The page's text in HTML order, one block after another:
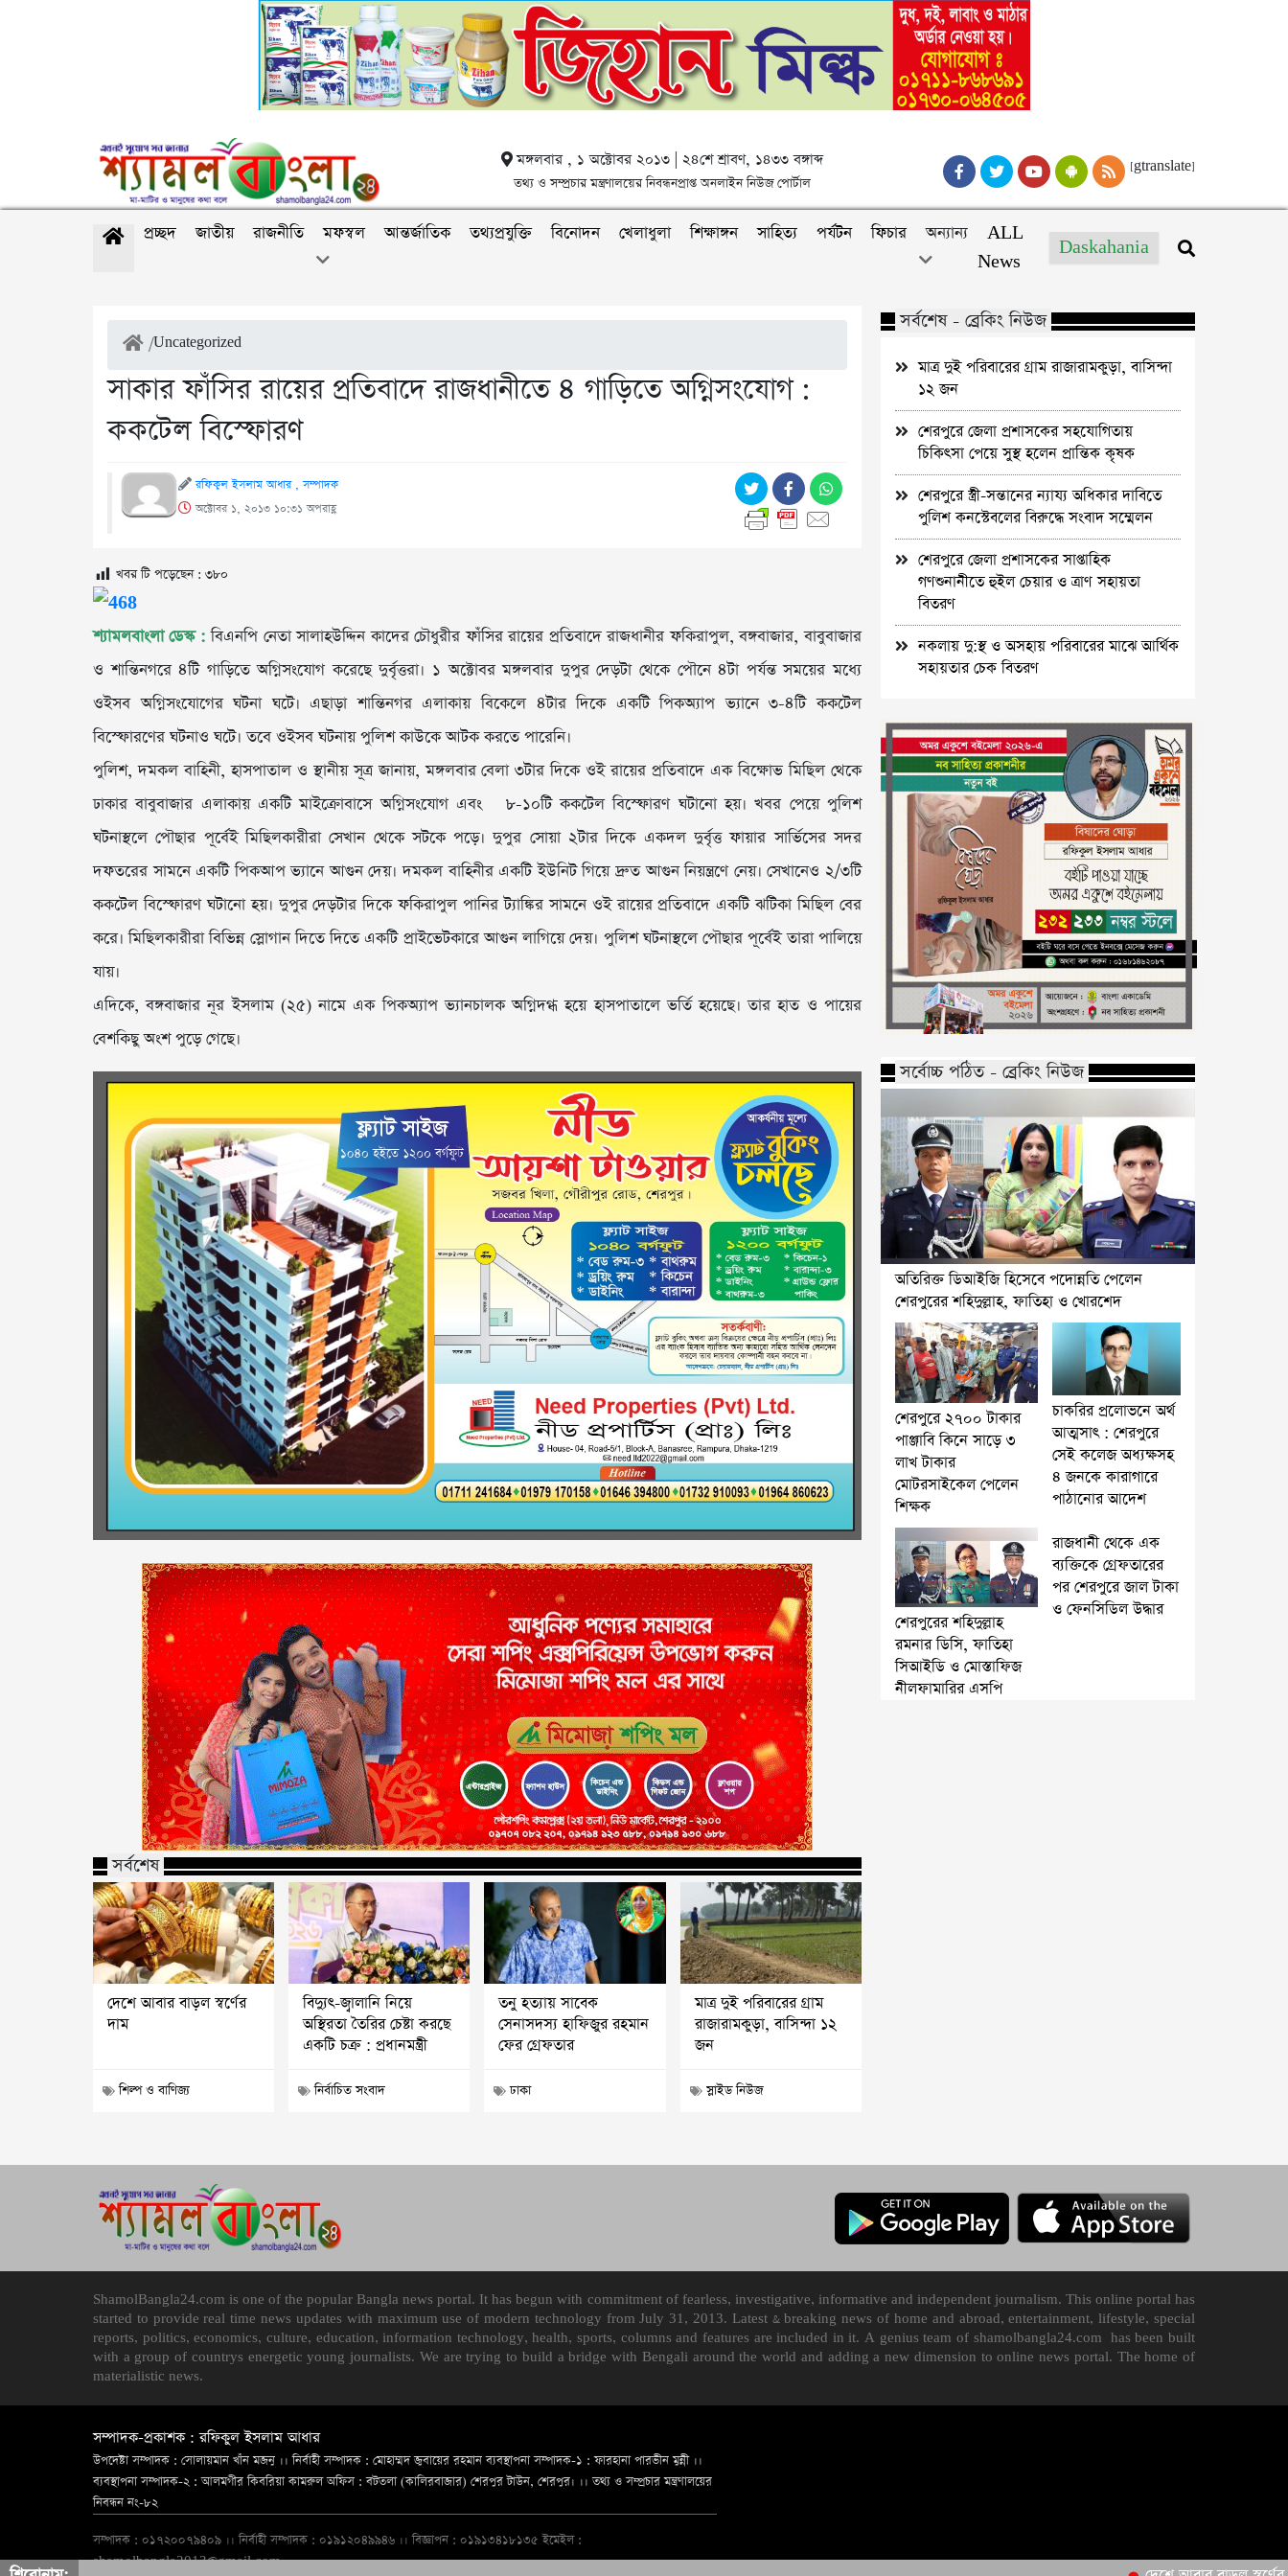
মঙ্গলবার , ১ অক্টোবর ২০১৩ | ২৪শে শ্রাবণ, ১৪৩৩ বঙ্গাব্দ
তথ্য ও সম্প্রচার মন্ত্রণালয়ের নিবন্ধনপ্রাপ্ত অনলাইন নিউজ পোর্টাল
[gtranslate]
প্রচ্ছদ জাতীয় রাজনীতি মফস্বল আন্তর্জাতিক তথ্যপ্রযুক্তি বিনোদন খেলাধুলা শিক্ষাঙ্গন সাহিত্য পর্যটন ফিচার অন্যান্য
ALL
News
Daskahania
/Uncategorized
সাকার ফাঁসির রায়ের প্রতিবাদে রাজধানীতে ৪ গাড়িতে অগ্নিসংযোগ :
ককটেল বিস্ফোরণ
রফিকুল ইসলাম আধার , সম্পাদক
অক্টোবর ১, ২০১৩ ১০:৩১ অপরাহ্ণ
খবর টি পড়েছেন : ৩৮০
শ্যামলবাংলা ডেস্ক : বিএনপি নেতা সালাহউদ্দিন কাদের চৌধুরীর ফাঁসির রায়ের প্রতিবাদে রাজধানীর ফকিরাপুল, বঙ্গবাজার, বাবুবাজার
ও শান্তিনগরে ৪টি গাড়িতে অগ্নিসংযোগ করেছে দুর্বৃত্তরা। ১ অক্টোবর মঙ্গলবার দুপুর দেড়টা থেকে পৌনে ৪টা পর্যন্ত সময়ের মধ্যে
ওইসব অগ্নিসংযোগের ঘটনা ঘটে। এছাড়া শান্তিনগর এলাকায় বিকেলে ৪টার দিকে একটি পিকঅ্যাপ ভ্যানে ৩-৪টি ককটেল
বিস্ফোরণের ঘটনাও ঘটে। তবে ওইসব ঘটনায় পুলিশ কাউকে আটক করতে পারেনি।
পুলিশ, দমকল বাহিনী, হাসপাতাল ও স্থানীয় সূত্র জানায়, মঙ্গলবার বেলা ৩টার দিকে ওই রায়ের প্রতিবাদে এক বিক্ষোভ মিছিল থেকে
ঢাকার বাবুবাজার এলাকায় একটি মাইক্রোবাসে অগ্নিসংযোগ এবং ৮-১০টি ককটেল বিস্ফোরণ ঘটানো হয়। খবর পেয়ে পুলিশ
ঘটনাস্থলে পৌছার পূর্বেই মিছিলকারীরা সেখান থেকে সটকে পড়ে। দুপুর সোয়া ২টার দিকে একদল দুর্বৃত্ত ফায়ার সার্ভিসের সদর
দফতরের সামনে একটি পিকআপ ভ্যানে আগুন দেয়। দমকল বাহিনীর একটি ইউনিট গিয়ে দ্রুত আগুন নিয়ন্ত্রণে নেয়। সেখানেও ২/৩টি
ককটেল বিস্ফোরণ ঘটানো হয়। দুপুর দেড়টার দিকে ফকিরাপুল পানির ট্যাঙ্কির সামনে ওই রায়ের প্রতিবাদে একটি ঝটিকা মিছিল বের
করে। মিছিলকারীরা বিভিন্ন স্লোগান দিতে দিতে একটি প্রাইভেটকারে আগুন লাগিয়ে দেয়। পুলিশ ঘটনাস্থলে পৌছার পূর্বেই তারা পালিয়ে
যায়।
এদিকে, বঙ্গবাজার নূর ইসলাম (২৫) নামে এক পিকঅ্যাপ ভ্যানচালক অগ্নিদগ্ধ হয়ে হাসপাতালে ভর্তি হয়েছে। তার হাত ও পায়ের
বেশকিছু অংশ পুড়ে গেছে।
সর্বশেষ
দেশে আবার বাড়ল স্বর্ণের
দাম
শিল্প ও বাণিজ্য
বিদ্যুৎ-জ্বালানি নিয়ে
অস্থিরতা তৈরির চেষ্টা করছে
একটি চক্র : প্রধানমন্ত্রী
নির্বাচিত সংবাদ
তনু হত্যায় সাবেক
সেনাসদস্য হাফিজুর রহমান
ফের গ্রেফতার
ঢাকা
মাত্র দুই পরিবারের গ্রাম
রাজারামকুড়া, বাসিন্দা ১২
জন
স্লাইড নিউজ
সর্বশেষ - ব্রেকিং নিউজ
মাত্র দুই পরিবারের গ্রাম রাজারামকুড়া, বাসিন্দা
১২ জন
শেরপুরে জেলা প্রশাসকের সহযোগিতায়
চিকিৎসা পেয়ে সুস্থ হলেন প্রান্তিক কৃষক
শেরপুরে স্ত্রী-সন্তানের ন্যায্য অধিকার দাবিতে
পুলিশ কনস্টেবলের বিরুদ্ধে সংবাদ সম্মেলন
শেরপুরে জেলা প্রশাসকের সাপ্তাহিক
গণশুনানীতে হুইল চেয়ার ও ত্রাণ সহায়তা
বিতরণ
নকলায় দু:স্থ ও অসহায় পরিবারের মাঝে আর্থিক
সহায়তার চেক বিতরণ
সর্বোচ্চ পঠিত - ব্রেকিং নিউজ
অতিরিক্ত ডিআইজি হিসেবে পদোন্নতি পেলেন
শেরপুরের শহিদুল্লাহ, ফাতিহা ও খোরশেদ
শেরপুরে ২৭০০ টাকার
পাঞ্জাবি কিনে সাড়ে ৩
লাখ টাকার
মোটরসাইকেল পেলেন
শিক্ষক
চাকরির প্রলোভনে অর্থ
আত্মসাৎ : শেরপুরে
সেই কলেজ অধ্যক্ষসহ
৪ জনকে কারাগারে
পাঠানোর আদেশ
শেরপুরের শহিদুল্লাহ
রমনার ডিসি, ফাতিহা
সিআইডি ও মোস্তাফিজ
নীলফামারির এসপি
রাজধানী থেকে এক
ব্যক্তিকে গ্রেফতারের
পর শেরপুরে জাল টাকা
ও ফেনসিডিল উদ্ধার
ShamolBangla24.com is one of the popular Bangla news portal. It has begun with commitment of fearless, investigative, informative and independent journalism. This online portal has
started to provide real time news updates with maximum use of modern technology from July 31, 2013. Latest & breaking news of home and abroad, entertainment, lifestyle, special
reports, politics, economics, culture, education, information technology, health, sports, columns and features are included in it. A genius team of shamolbangla24.com has been built
with a group of countrys energetic young journalists. We are trying to build a bridge with Bengali around the world and adding a new dimension to online news portal. The home of
materialistic news.
সম্পাদক-প্রকাশক : রফিকুল ইসলাম আধার
উপদেষ্টা সম্পাদক : সোলায়মান খাঁন মজনু ।। নির্বাহী সম্পাদক : মোহাম্মদ জুবায়ের রহমান ব্যবস্থাপনা সম্পাদক-১ : ফারহানা পারভীন মুন্নী ।।
ব্যবস্থাপনা সম্পাদক-২ : আলমগীর কিবরিয়া কামরুল অফিস : বটতলা (কালিরবাজার) শেরপুর টাউন, শেরপুর। ।। তথ্য ও সম্প্রচার মন্ত্রণালয়ের
নিবন্ধন নং-৮২
সম্পাদক : ০১৭২০০৭৯৪০৯ ।। নির্বাহী সম্পাদক : ০১৯১২০৪৯৯৪৬ ।। বিজ্ঞাপন : ০১৯১৩৪১৮১৩৫ ইমেইল :
shamolbangla2013@gmail.com